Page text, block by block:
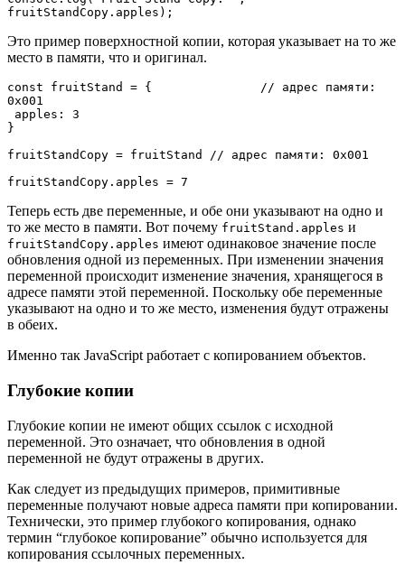
fruitStandCopy.apples);
Это пример поверхностной копии, которая указывает на то же
место в памяти, что и оригинал.
const fruitStand = {               // адрес памяти:
0x001
}
fruitStandCopy = fruitStand // адрес памяти: 0x001
fruitStandCopy.apples = 7
Теперь есть две переменные, и обе они указывают на одно и
то же место в памяти. Вот почему fruitStand.apples и
fruitStandCopy.apples имеют одинаковое значение после
обновления одной из переменных. При изменении значения
переменной происходит изменение значения, хранящегося в
адресе памяти этой переменной. Поскольку обе переменные
указывают на одно и то же место, изменения будут отражены
в обеих.
Именно так JavaScript работает с копированием объектов.
Глубокие копии
Глубокие копии не имеют общих ссылок с исходной
переменной. Это означает, что обновления в одной
переменной не будут отражены в других.
Как следует из предыдущих примеров, примитивные
переменные получают новые адреса памяти при копировании.
Технически, это пример глубокого копирования, однако
термин “глубокое копирование” обычно используется для
копирования ссылочных переменных.